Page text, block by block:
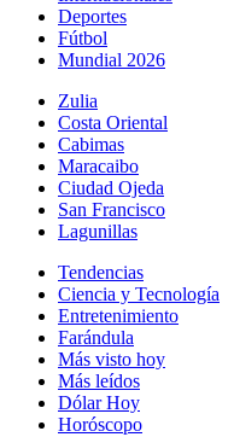
Deportes
Fútbol
Mundial 2026
Zulia
Costa Oriental
Cabimas
Maracaibo
Ciudad Ojeda
San Francisco
Lagunillas
Tendencias
Ciencia y Tecnología
Entretenimiento
Farándula
Más visto hoy
Más leídos
Dólar Hoy
Horóscopo